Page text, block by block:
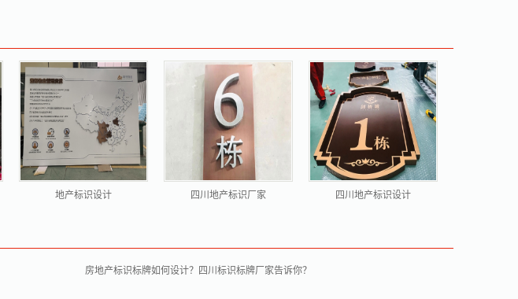
地产标识设计 四川地产标识厂家 四川地产标识设计
房地产标识标牌如何设计？四川标识标牌厂家告诉你？